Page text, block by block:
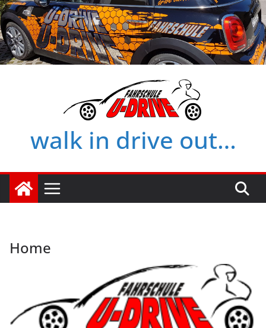
Zum
Inhalt
springen
walk in drive out…
Home